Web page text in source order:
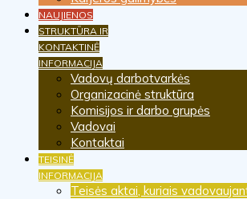
NAUJIENOS
STRUKTŪRA IR
KONTAKTINĖ
INFORMACIJA
Vadovų darbotvarkės
Organizacinė struktūra
Komisijos ir darbo grupės
Vadovai
Kontaktai
TEISINĖ
INFORMACIJA
Teisės aktai, kuriais